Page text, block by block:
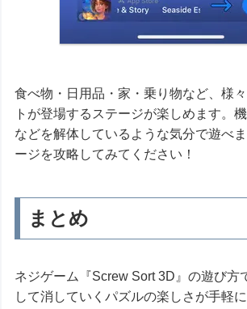
食べ物・日用品・家・乗り物など、様
トが登場するステージが楽しめます。
などを解体しているような気分で遊べ
ージを攻略してみてください！
まとめ
ネジゲーム『Screw Sort 3D』の遊び方
して消していくパズルの楽しさが手軽